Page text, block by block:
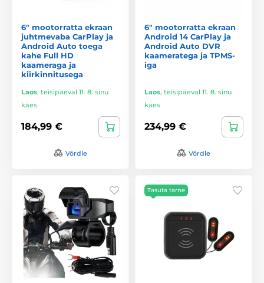
6" mootorratta ekraan
juhtmevaba CarPlay ja
Android Auto toega
kahe Full HD
kaameraga ja
kiirkinnitusega
Laos, teisipäeval 11. 8. sinu
käes
184,99 €
Võrdle
6" mootorratta ekraan
Android 14 CarPlay ja
Android Auto DVR
kaameratega ja TPMS-
iga
Laos, teisipäeval 11. 8. sinu
käes
234,99 €
Võrdle
Tasuta tarne